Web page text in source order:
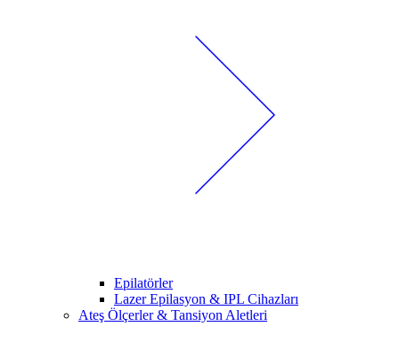
Epilatörler
Lazer Epilasyon & IPL Cihazları
Ateş Ölçerler & Tansiyon Aletleri